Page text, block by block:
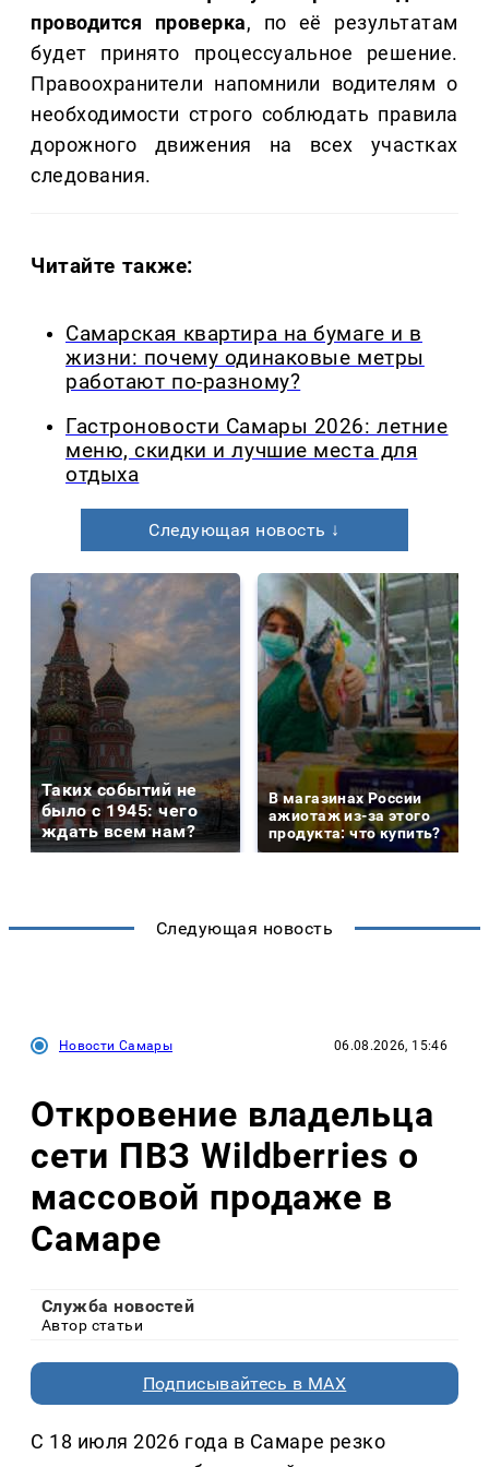
проводится проверка, по её результатам
будет принято процессуальное решение.
Правоохранители напомнили водителям о
необходимости строго соблюдать правила
дорожного движения на всех участках
следования.
Читайте также:
Самарская квартира на бумаге и в
жизни: почему одинаковые метры
работают по-разному?
Гастроновости Самары 2026: летние
меню, скидки и лучшие места для
отдыха
Следующая новость ↓
Таких событий не
было с 1945: чего
ждать всем нам?
В магазинах России
ажиотаж из-за этого
продукта: что купить?
Следующая новость
Новости Самары 06.08.2026, 15:46
Откровение владельца
сети ПВЗ Wildberries о
массовой продаже в
Самаре
Служба новостей
Автор статьи
Подписывайтесь в MAX
С 18 июля 2026 года в Самаре резко